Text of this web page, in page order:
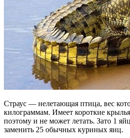
Страус — нелетающая птица, вес
килограммам. Имеет короткие
поэтому и не может летать. Зато 1
заменить 25 обычных куриных яиц.